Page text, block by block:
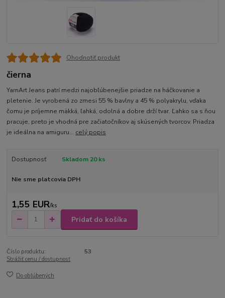
Ohodnotiť produkt
čierna
YarnArt Jeans patrí medzi najobľúbenejšie priadze na háčkovanie a
pletenie. Je vyrobená zo zmesi 55 % bavlny a 45 % polyakrylu, vďaka
čomu je príjemne mäkká, ľahká, odolná a dobre drží tvar. Ľahko sa s ňou
pracuje, preto je vhodná pre začiatočníkov aj skúsených tvorcov. Priadza
je ideálna na amiguru... celý popis
Dostupnosť Skladom 20 ks
Nie sme platcovia DPH
1,55 EUR/ks
Pridať do košíka
Číslo produktu:
53
Strážiť cenu / dostupnosť
Do obľúbených